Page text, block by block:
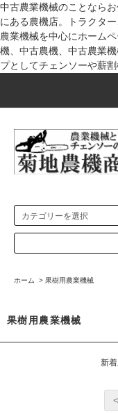
中古農業機械のことなら
にある農機店。トラクタ
農業機械を中心にホーム
機、中古農機、中古農業
プとしてチェンソーや薪
ホーム > 果樹用農業機械
果樹用農業機械
新